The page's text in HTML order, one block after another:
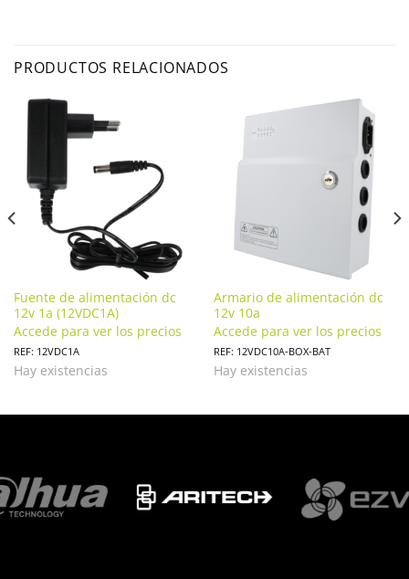
PRODUCTOS RELACIONADOS
Fuente de alimentación dc
12v 1a (12VDC1A)
Accede para ver los precios
REF: 12VDC1A
Hay existencias
Armario de alimentación dc
12v 10a
Accede para ver los precios
REF: 12VDC10A-BOX-BAT
Hay existencias